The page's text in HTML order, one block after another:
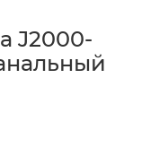
J2000-